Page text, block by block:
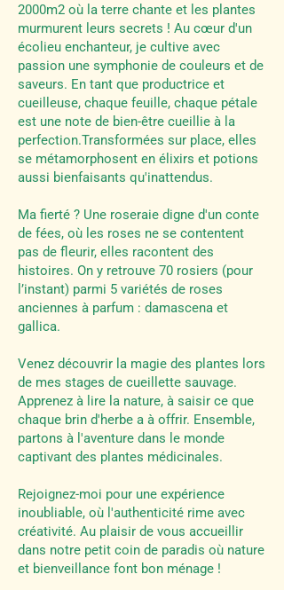
2000m2 où la terre chante et les plantes
murmurent leurs secrets ! Au cœur d'un
écolieu enchanteur, je cultive avec
passion une symphonie de couleurs et de
saveurs. En tant que productrice et
cueilleuse, chaque feuille, chaque pétale
est une note de bien-être cueillie à la
perfection.Transformées sur place, elles
se métamorphosent en élixirs et potions
aussi bienfaisants qu'inattendus.
Ma fierté ? Une roseraie digne d'un conte
de fées, où les roses ne se contentent
pas de fleurir, elles racontent des
histoires. On y retrouve 70 rosiers (pour
l’instant) parmi 5 variétés de roses
anciennes à parfum : damascena et
gallica.
Venez découvrir la magie des plantes lors
de mes stages de cueillette sauvage.
Apprenez à lire la nature, à saisir ce que
chaque brin d'herbe a à offrir. Ensemble,
partons à l'aventure dans le monde
captivant des plantes médicinales.
Rejoignez-moi pour une expérience
inoubliable, où l'authenticité rime avec
créativité. Au plaisir de vous accueillir
dans notre petit coin de paradis où nature
et bienveillance font bon ménage !